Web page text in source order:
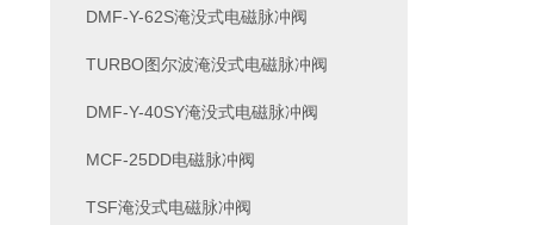
DMF-Y-62S淹没式电磁脉冲阀
TURBO图尔波淹没式电磁脉冲阀
DMF-Y-40SY淹没式电磁脉冲阀
MCF-25DD电磁脉冲阀
TSF淹没式电磁脉冲阀